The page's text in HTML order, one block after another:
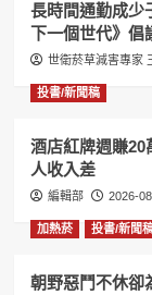
長時間通勤成少
下一個世代》倡
世衛菸草減害專家
投書/新聞稿
酒店紅牌週賺20
人收入差
編輯部 2026-
加熱菸 投書/新聞
朝野惡鬥不休